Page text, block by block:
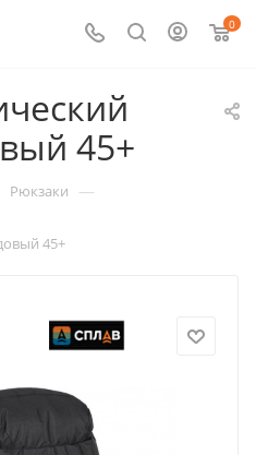
0
45+
Рюкзаки —
45+